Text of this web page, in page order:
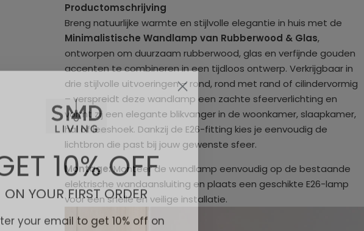
Productomschrijving
Breng natuurlijke warmte en stijlvolle elegantie in huis met de
Minimalistische Wandlamp van Rubberwood & Glas,
ontworpen om duurzaam rubberwood, glas en verfijnde gouden
accenten te combineren in een tijdloos ontwerp. Verkrijgbaar in
drie stijlvolle uitvoeringen – rond, rond met rand of cilindervormig
– verspreidt deze wandlamp een zachte sfeerverlichting en
vormt zij een elegante blikvanger in de woonkamer, slaapkamer,
hal of leeshoek. Dankzij de E26-fitting kies je eenvoudig de
lichtbron die past bij jouw gewenste sfeer.
Montage:Monteer de wandlamp eenvoudig op de bestaande
elektrische wandaansluiting en plaats een geschikte E26-lamp
voor een snelle en veilige installatie.
10% OFF
ON YOUR FIRST ORDER
your email to get 10% off on
your first order